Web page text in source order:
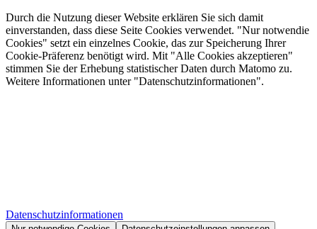
Durch die Nutzung dieser Website erklären Sie sich damit
einverstanden, dass diese Seite Cookies verwendet. "Nur notwendie
Cookies" setzt ein einzelnes Cookie, das zur Speicherung Ihrer
Cookie-Präferenz benötigt wird. Mit "Alle Cookies akzeptieren"
stimmen Sie der Erhebung statistischer Daten durch Matomo zu.
Weitere Informationen unter "Datenschutzinformationen".
Datenschutzinformationen